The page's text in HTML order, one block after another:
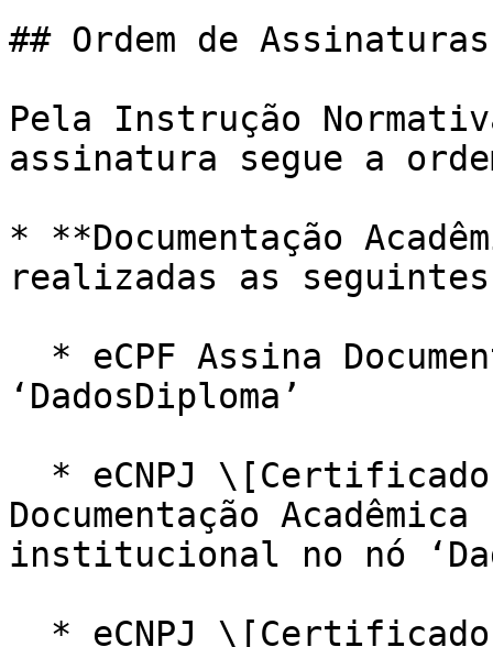
## Ordem de Assinaturas
Pela Instrução
assinatura segue a
* **Documentação
realizadas as
‘DadosDiploma’
Documentação
institucional no nó